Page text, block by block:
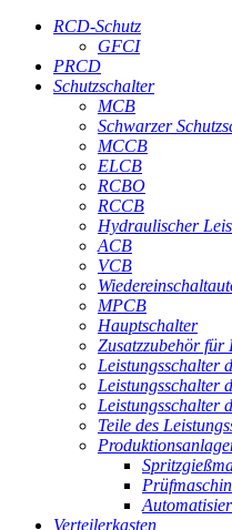
RCD-Schutz
GFCI
PRCD
Schutzschalter
MCB
Schwarzer
MCCB
ELCB
RCBO
RCCB
Hydraulischer
ACB
VCB
MPCB
Hauptschalter
Zusatzzubehör für
Leistungsschalter
Leistungsschalter
Leistungsschalter
Teile des
Verteilerkasten